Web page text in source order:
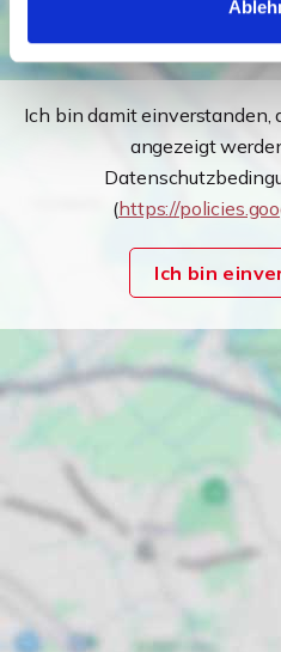
Ich bin damit einverstanden,
angezeigt
(https://
Ich bin